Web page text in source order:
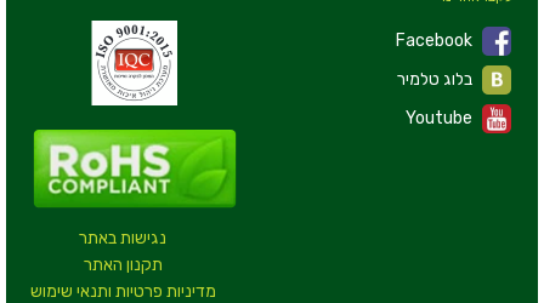
נגישות באתר
תקנון האתר
מדיניות פרטיות ותנאי שימוש
Facebook
Youtube